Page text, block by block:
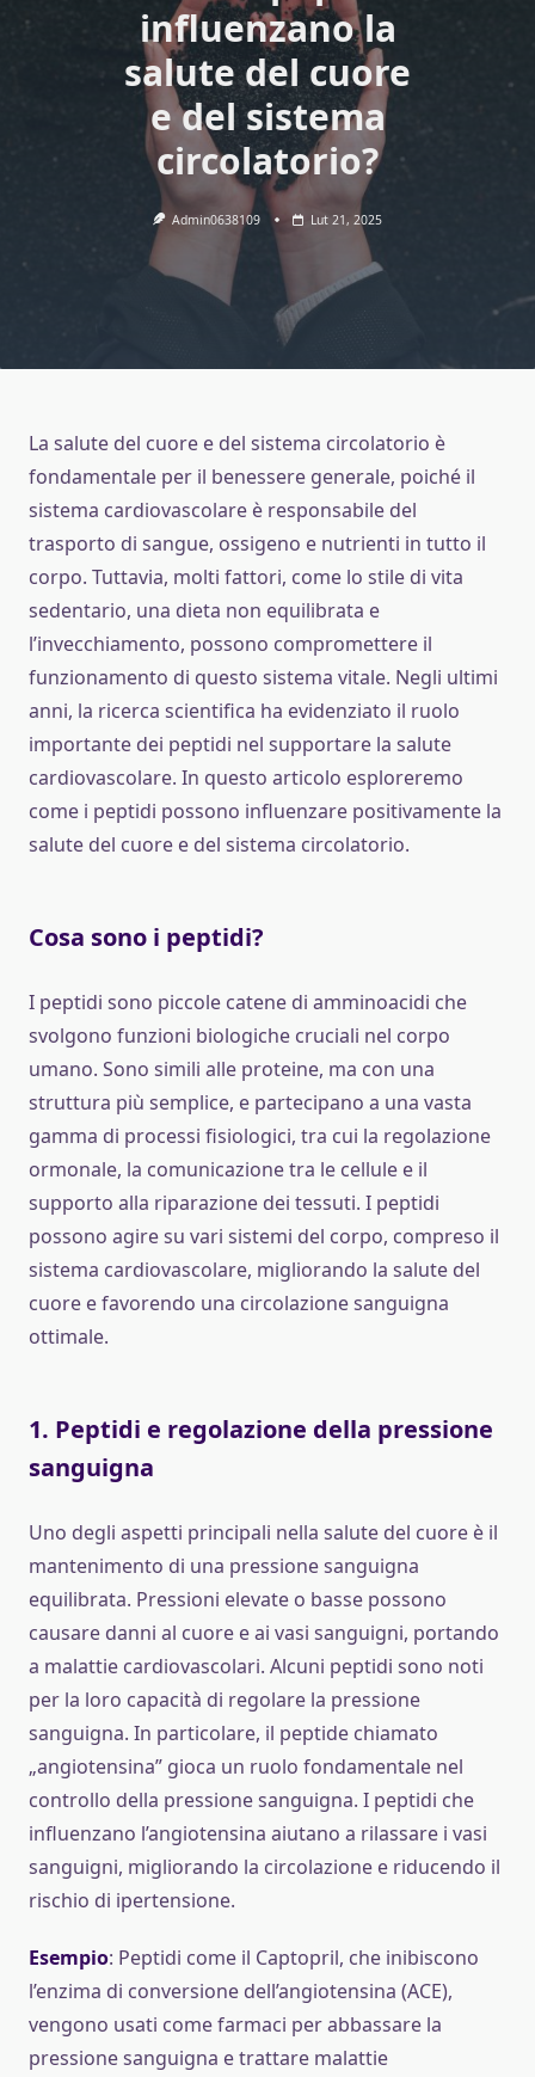
influenzano la
salute del cuore
e del sistema
circolatorio?
Admin0638109 Lut 21, 2025
La salute del cuore e del sistema circolatorio è
fondamentale per il benessere generale, poiché il
sistema cardiovascolare è responsabile del
trasporto di sangue, ossigeno e nutrienti in tutto il
corpo. Tuttavia, molti fattori, come lo stile di vita
sedentario, una dieta non equilibrata e
l’invecchiamento, possono compromettere il
funzionamento di questo sistema vitale. Negli ultimi
anni, la ricerca scientifica ha evidenziato il ruolo
importante dei peptidi nel supportare la salute
cardiovascolare. In questo articolo esploreremo
come i peptidi possono influenzare positivamente la
salute del cuore e del sistema circolatorio.
Cosa sono i peptidi?
I peptidi sono piccole catene di amminoacidi che
svolgono funzioni biologiche cruciali nel corpo
umano. Sono simili alle proteine, ma con una
struttura più semplice, e partecipano a una vasta
gamma di processi fisiologici, tra cui la regolazione
ormonale, la comunicazione tra le cellule e il
supporto alla riparazione dei tessuti. I peptidi
possono agire su vari sistemi del corpo, compreso il
sistema cardiovascolare, migliorando la salute del
cuore e favorendo una circolazione sanguigna
ottimale.
1. Peptidi e regolazione della pressione
sanguigna
Uno degli aspetti principali nella salute del cuore è il
mantenimento di una pressione sanguigna
equilibrata. Pressioni elevate o basse possono
causare danni al cuore e ai vasi sanguigni, portando
a malattie cardiovascolari. Alcuni peptidi sono noti
per la loro capacità di regolare la pressione
sanguigna. In particolare, il peptide chiamato
„angiotensina” gioca un ruolo fondamentale nel
controllo della pressione sanguigna. I peptidi che
influenzano l’angiotensina aiutano a rilassare i vasi
sanguigni, migliorando la circolazione e riducendo il
rischio di ipertensione.
Esempio: Peptidi come il Captopril, che inibiscono
l’enzima di conversione dell’angiotensina (ACE),
vengono usati come farmaci per abbassare la
pressione sanguigna e trattare malattie